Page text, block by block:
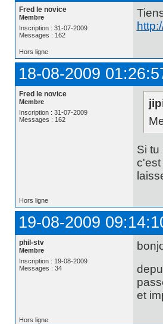
Fred le novice
Membre
Inscription : 31-07-2009
Messages : 162
Hors ligne
18-08-2009
Fred le novice
Membre
Inscription : 31-07-2009
Messages : 162
Si tu
c'est
Hors ligne
19-08-2009
phil-stv
Membre
Inscription : 19-08-2009
Messages : 34
et
Hors ligne